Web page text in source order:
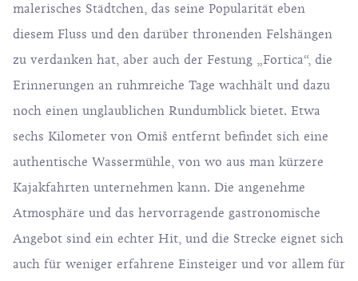
malerisches Städtchen, das seine Popularität eben
diesem Fluss und den darüber thronenden Felshängen
zu verdanken hat, aber auch der Festung „Fortica“, die
Erinnerungen an ruhmreiche Tage wachhält und dazu
noch einen unglaublichen Rundumblick bietet. Etwa
sechs Kilometer von Omiš entfernt befindet sich eine
authentische Wassermühle, von wo aus man kürzere
Kajakfahrten unternehmen kann. Die angenehme
Atmosphäre und das hervorragende gastronomische
Angebot sind ein echter Hit, und die Strecke eignet sich
auch für weniger erfahrene Einsteiger und vor allem für